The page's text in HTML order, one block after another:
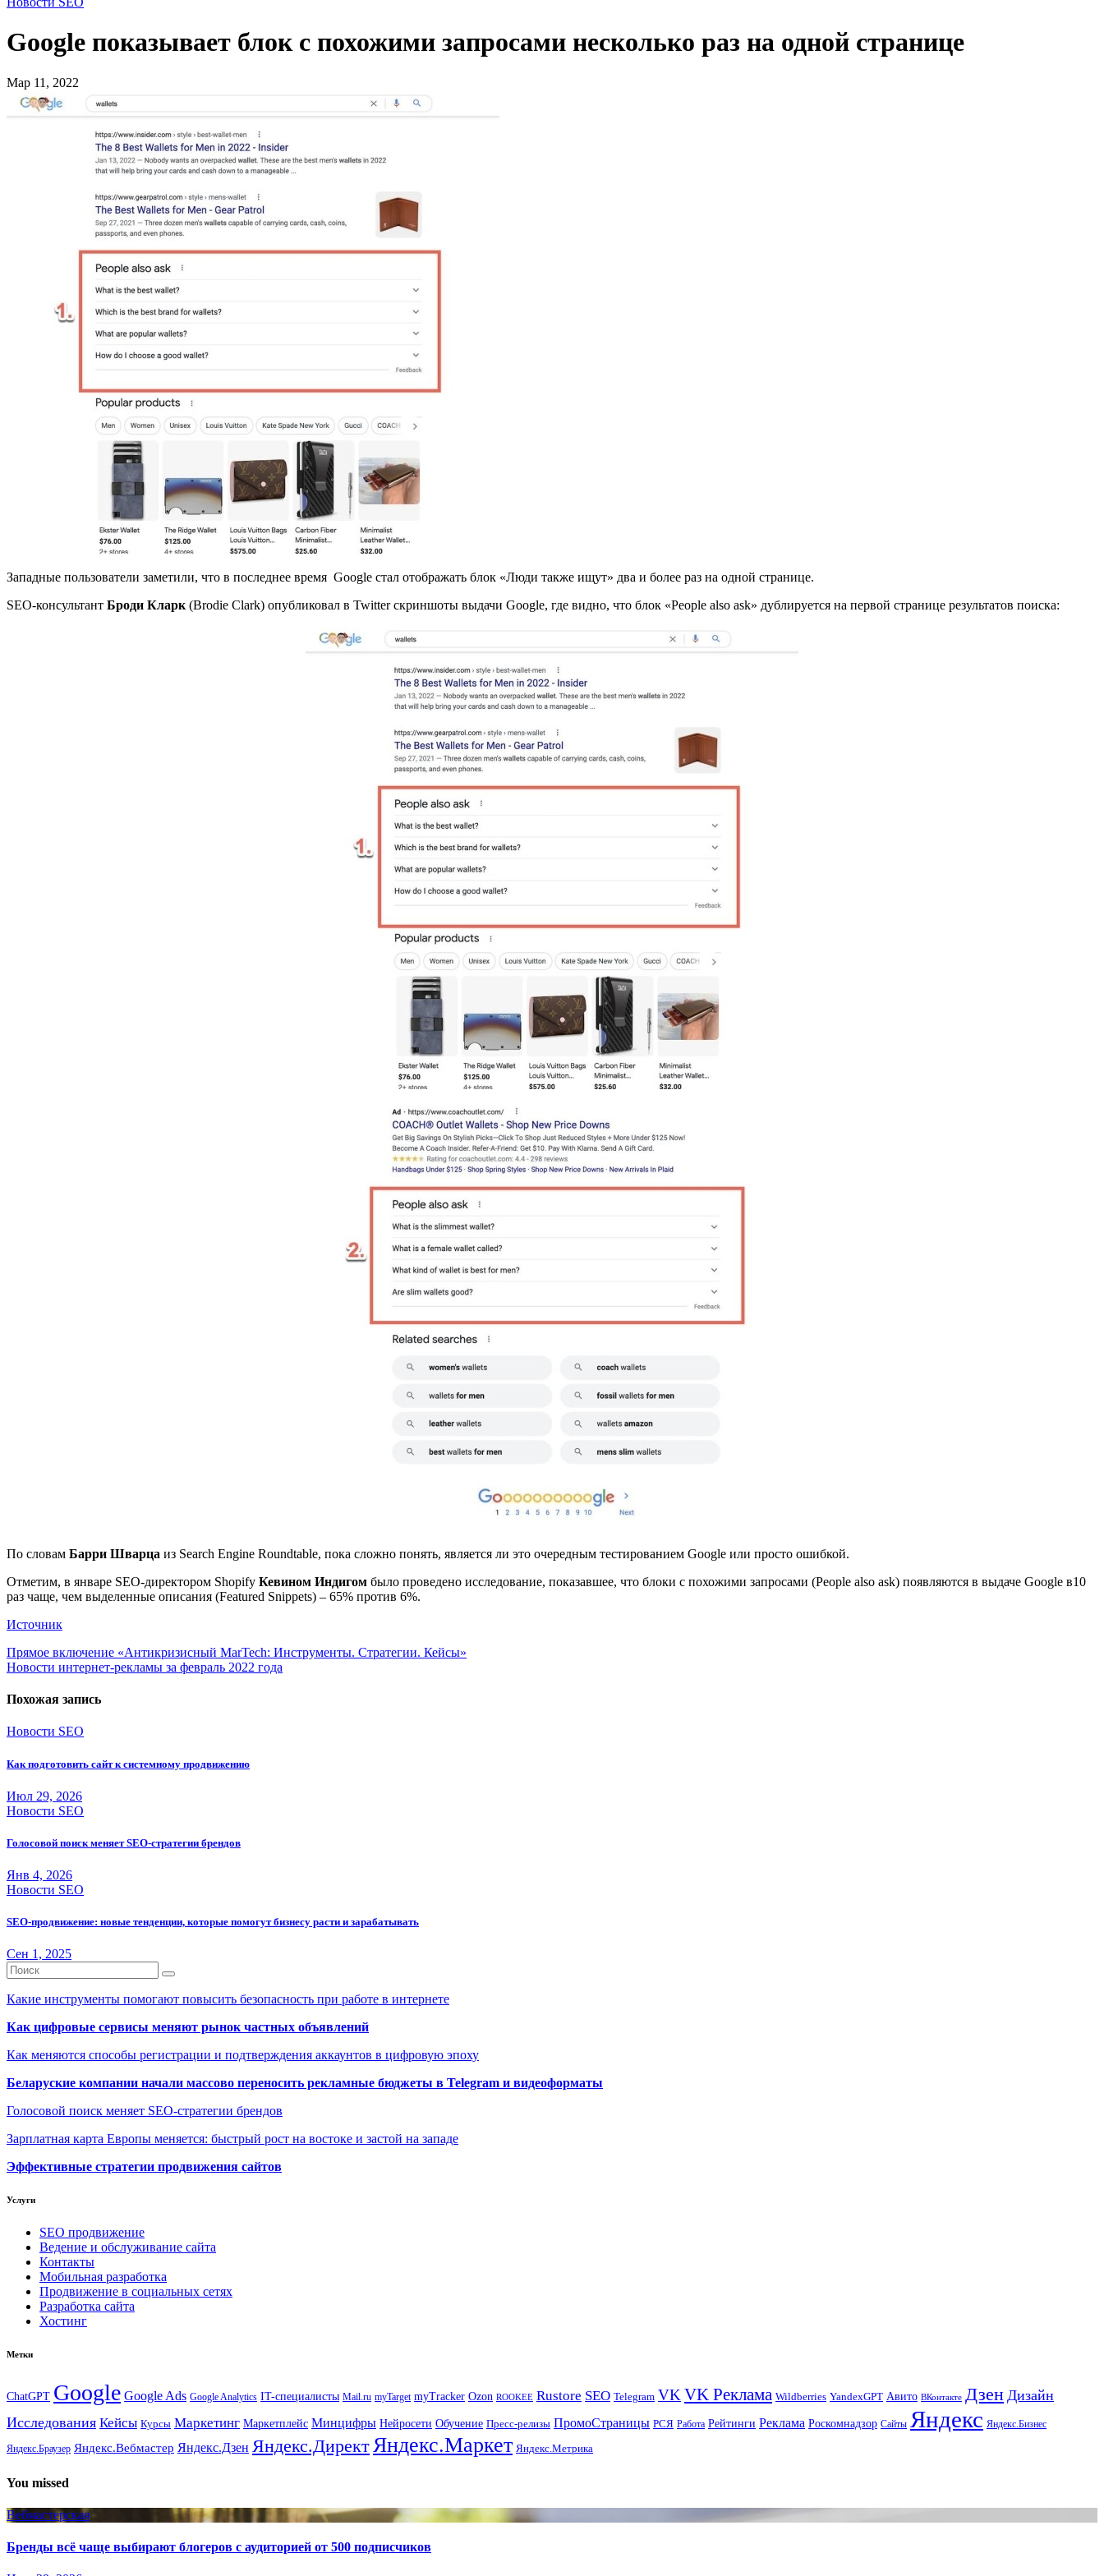
Google показывает блок с похожими запросами несколько раз на одной странице
Мар 11, 2022
Западные пользователи заметили, что в последнее время Google стал отображать блок «Люди также ищут» два и более раз на одной странице.
SEO-консультант Броди Кларк (Brodie Clark) опубликовал в Twitter скриншоты выдачи Google, где видно, что блок «People also ask» дублируется на первой странице результатов поиска:
По словам Барри Шварца из Search Engine Roundtable, пока сложно понять, является ли это очередным тестированием Google или просто ошибкой.
Отметим, в январе SEO-директором Shopify Кевином Индигом было проведено исследование, показавшее, что блоки с похожими запросами (People also ask) появляются в выдаче Google в10
раз чаще, чем выделенные описания (Featured Snippets) – 65% против 6%.
Источник
Навигация
по
записям
Прямое включение «Антикризисный MarTech: Инструменты. Стратегии. Кейсы»
Новости интернет-рекламы за февраль 2022 года
Похожая запись
Новости SEO
Как подготовить сайт к системному продвижению
Июл 29, 2026
Новости SEO
Голосовой поиск меняет SEO-стратегии брендов
Янв 4, 2026
Новости SEO
SEO-продвижение: новые тенденции, которые помогут бизнесу расти и зарабатывать
Сен 1, 2025
Какие инструменты помогают повысить безопасность при работе в интернете
Как цифровые сервисы меняют рынок частных объявлений
Как меняются способы регистрации и подтверждения аккаунтов в цифровую эпоху
Беларуские компании начали массово переносить рекламные бюджеты в Telegram и видеоформаты
Голосовой поиск меняет SEO-стратегии брендов
Зарплатная карта Европы меняется: быстрый рост на востоке и застой на западе
Эффективные стратегии продвижения сайтов
Услуги
SEO продвижение
Ведение и обслуживание сайта
Контакты
Мобильная разработка
Продвижение в социальных сетях
Разработка сайта
Хостинг
Метки
ChatGPT Google Google Ads Google Analytics IT-специалисты Mail.ru myTarget myTracker Ozon ROOKEE Rustore SEO Telegram VKVK Реклама Wildberries YandexGPT Авито ВКонтакте Дзен Дизайн
Исследования Кейсы Курсы Маркетинг Маркетплейс Минцифры Нейросети Обучение Пресс-релизы ПромоСтраницы РСЯ Работа Рейтинги Реклама Роскомнадзор Сайты Яндекс Яндекс.Бизнес
Яндекс.Браузер Яндекс.Вебмастер Яндекс.Дзен Яндекс.ДиректЯндекс.Маркет Яндекс.Метрика
You missed
Вебмастерская
Бренды всё чаще выбирают блогеров с аудиторией от 500 подписчиков